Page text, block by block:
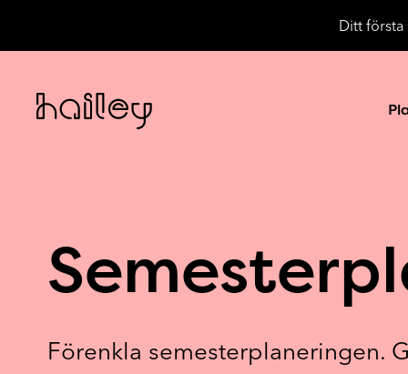
Ditt första
Förenkla semesterplaneringen.